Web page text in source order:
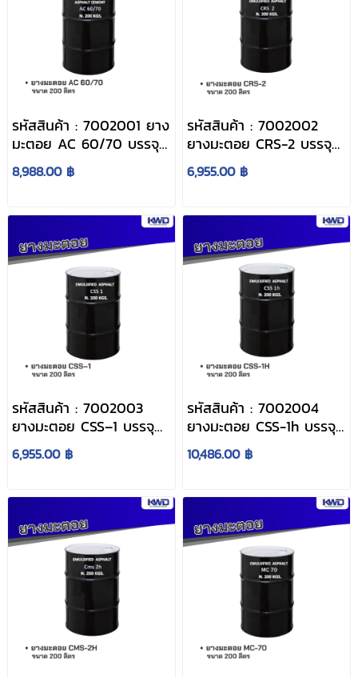
รหัสสินค้า : 7002001 ยาง
มะตอย AC 60/70 บรรจุ
ภัณฑ์ : 1 ถังใหญ่ ขนาด
200 ลิตร
8,988.00 ฿
รหัสสินค้า : 7002002
ยางมะตอย CRS-2 บรรจุ
ภัณฑ์ : 1 ถังใหญ่ ขนาด
200 ลิตร
6,955.00 ฿
รหัสสินค้า : 7002003
ยางมะตอย CSS–1 บรรจุ
ภัณฑ์ : 1 ถังใหญ่ ขนาด
200 ลิตร
6,955.00 ฿
รหัสสินค้า : 7002004
ยางมะตอย CSS-1h บรรจุ
ภัณฑ์ : 1 ถังใหญ่ ขนาด
200 ลิตร
10,486.00 ฿